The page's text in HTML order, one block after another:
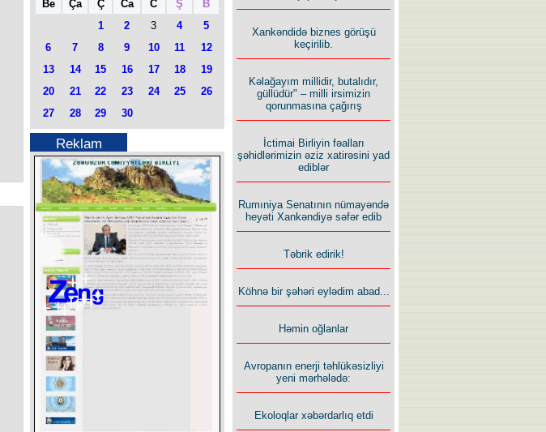
Be Ça Ç Ca C Ş
B
1
2 3 4
5
6
7 8 9 10 11
12
13
14 15 16 17 18
19
20
21 22 23 24 25
26
27
28 29 30
Reklam
Xankəndidə biznes görüşü
keçirilib.
Kəlağayım millidir, butalıdır,
güllüdür" – milli irsimizin
qorunmasına çağırış
İctimai Birliyin fəalları
şəhidlərimizin əziz xatirəsini yad
ediblər
Rumıniya Senatının nümayəndə
heyəti Xankəndiyə səfər edib
Təbrik edirik!
Köhnə bir şəhəri eylədim abad...
Həmin oğlanlar
Avropanın enerji təhlükəsizliyi
yeni mərhələdə:
Ekoloqlar xəbərdarlıq etdi